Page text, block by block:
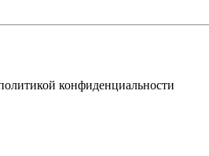
конфиденциальности